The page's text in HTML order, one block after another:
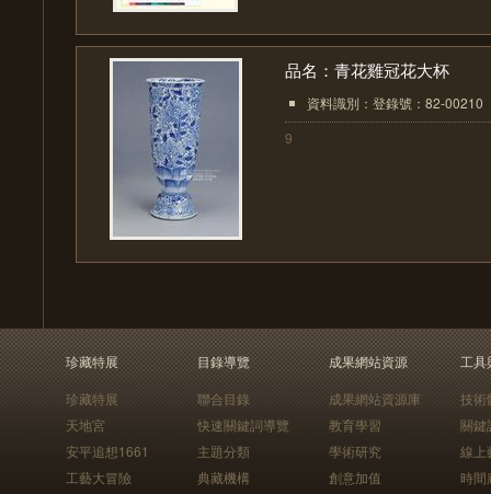
品名：青花雞冠花大杯
資料識別：登錄號：82-00210
9
珍藏特展
珍藏特展
天地宮
安平追想1661
工藝大冒險
目錄導覽
聯合目錄
快速關鍵詞導覽
主題分類
典藏機構
成果網站資源
成果網站資源庫
教育學習
學術研究
創意加值
工具
技術
關鍵
線上
時間